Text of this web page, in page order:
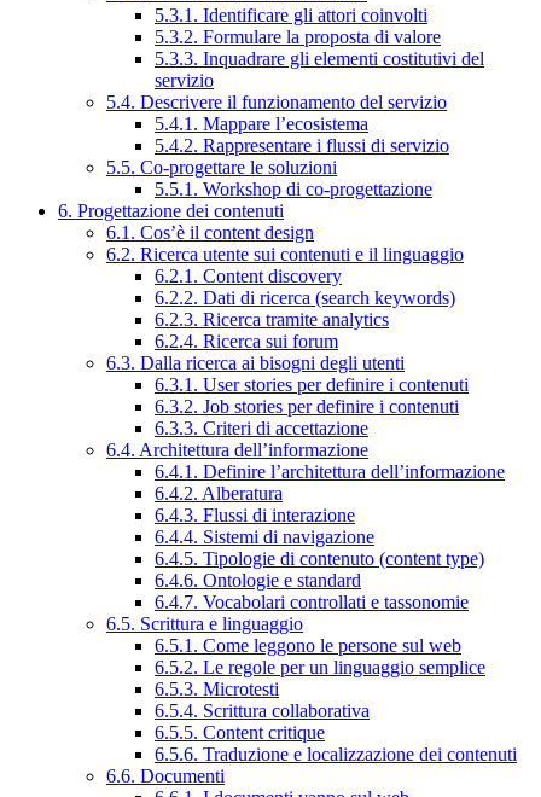
5.3.1. Identificare gli attori coinvolti
5.3.2. Formulare la proposta di valore
5.3.3. Inquadrare gli elementi costitutivi del
servizio
5.4. Descrivere il funzionamento del servizio
5.4.1. Mappare l’ecosistema
5.4.2. Rappresentare i flussi di servizio
5.5. Co-progettare le soluzioni
5.5.1. Workshop di co-progettazione
6. Progettazione dei contenuti
6.1. Cos’è il content design
6.2. Ricerca utente sui contenuti e il linguaggio
6.2.1. Content discovery
6.2.2. Dati di ricerca (search keywords)
6.2.3. Ricerca tramite analytics
6.2.4. Ricerca sui forum
6.3. Dalla ricerca ai bisogni degli utenti
6.3.1. User stories per definire i contenuti
6.3.2. Job stories per definire i contenuti
6.3.3. Criteri di accettazione
6.4. Architettura dell’informazione
6.4.1. Definire l’architettura dell’informazione
6.4.2. Alberatura
6.4.3. Flussi di interazione
6.4.4. Sistemi di navigazione
6.4.5. Tipologie di contenuto (content type)
6.4.6. Ontologie e standard
6.4.7. Vocabolari controllati e tassonomie
6.5. Scrittura e linguaggio
6.5.1. Come leggono le persone sul web
6.5.2. Le regole per un linguaggio semplice
6.5.3. Microtesti
6.5.4. Scrittura collaborativa
6.5.5. Content critique
6.5.6. Traduzione e localizzazione dei contenuti
6.6. Documenti